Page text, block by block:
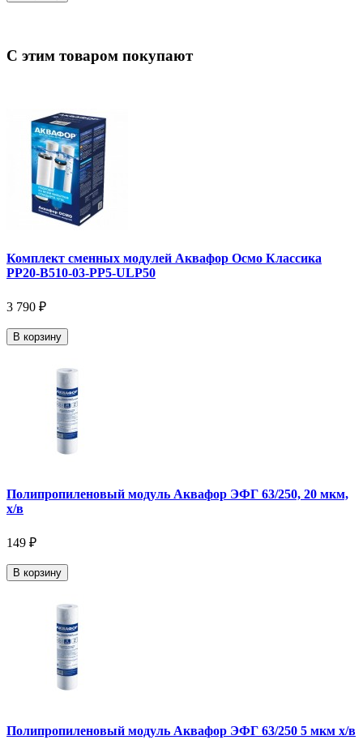
С этим товаром покупают
Комплект сменных модулей Аквафор Осмо Классика
РР20-В510-03-РР5-ULP50
3 790 ₽
В корзину
Полипропиленовый модуль Аквафор ЭФГ 63/250, 20 мкм,
х/в
149 ₽
В корзину
Полипропиленовый модуль Аквафор ЭФГ 63/250 5 мкм х/в